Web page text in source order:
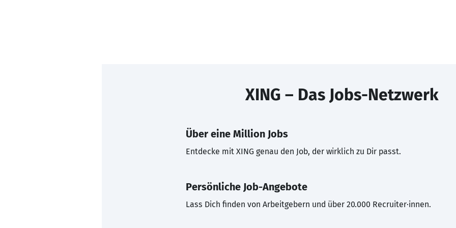
XING – Das Jobs-Netzwerk
Über eine Million Jobs
Entdecke mit XING genau den Job, der wirklich zu Dir passt.
Persönliche Job-Angebote
Lass Dich finden von Arbeitgebern und über 20.000 Recruiter·innen.